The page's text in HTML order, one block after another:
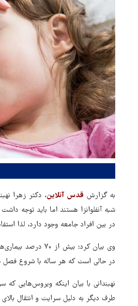
به گزارش قدس آنلاین، دکتر زهرا
شبه آنفلوانزا هستند اما باید توجه
در بین افراد جامعه وجود دارد، لذا
وی بیان کرد: بیش
در حالی است که هر ساله با شروع فصل
نهبندانی با بیان اینکه ویروس‌هایی
طرف دیگر به دلیل سرایت و انتقال